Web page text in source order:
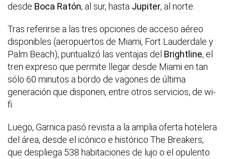
desde Boca Ratón, al sur, hasta Jupiter, al norte.
Tras referirse a las tres opciones de acceso aéreo
disponibles (aeropuertos de Miami, Fort Lauderdale y
Palm Beach), puntualizó las ventajas del Brightline, el
tren expreso que permite llegar desde Miami en tan
sólo 60 minutos a bordo de vagones de última
generación que disponen, entre otros servicios, de wi-
fi.
Luego, Garnica pasó revista a la amplia oferta hotelera
del área, desde el icónico e histórico The Breakers,
que despliega 538 habitaciones de lujo o el opulento